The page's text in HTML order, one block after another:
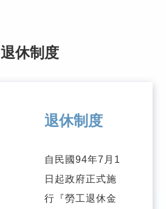
退休制度
退休制度
自民國94年7月1
日起政府正式施
行『勞工退休金